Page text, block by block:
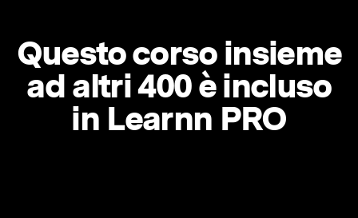
Questo corso insieme
ad altri 400 è incluso
in Learnn PRO